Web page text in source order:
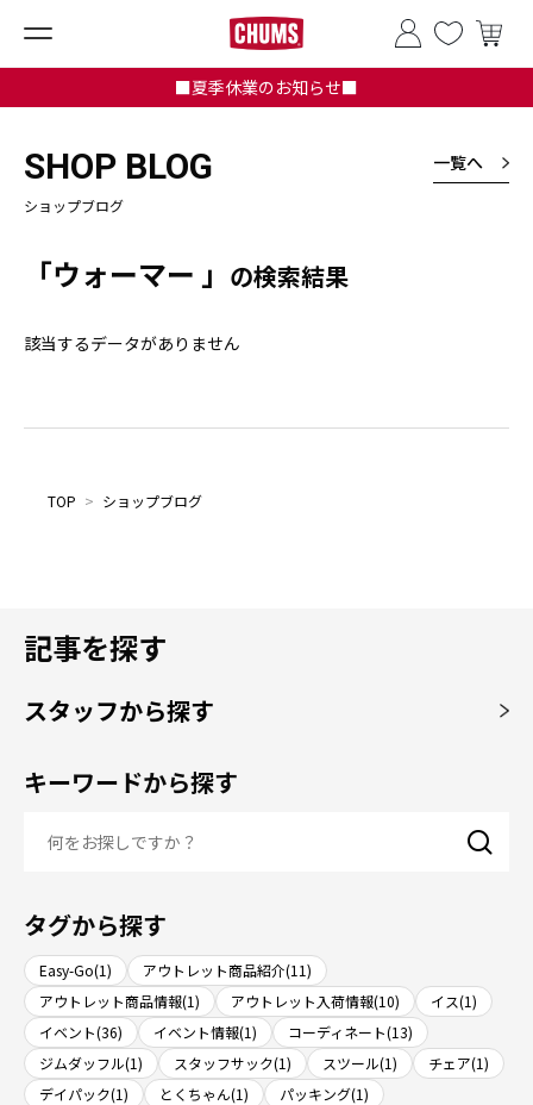
■夏季休業のお知らせ■
SHOP BLOG
ショップブログ
一覧へ
「ウォーマー 」 の検索結果
該当するデータがありません
TOP > ショップブログ
記事を探す
スタッフから探す
キーワードから探す
タグから探す
Easy-Go(1)
アウトレット商品紹介(11)
アウトレット商品情報(1)
アウトレット入荷情報(10)
イス(1)
イベント(36)
イベント情報(1)
コーディネート(13)
ジムダッフル(1)
スタッフサック(1) スツール(1)
チェア(1)
デイパック(1)
とくちゃん(1)
パッキング(1)